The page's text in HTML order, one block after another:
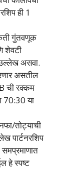
ही 1
गुंतवणूक
शेवटी
असवा.
असतील
ची रक्कम
70:30 या
तोट्याची
पार्टनरशिप
हे स्पष्ट